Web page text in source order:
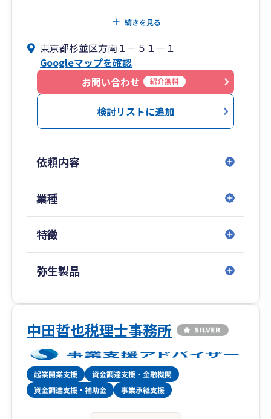
弊事務所では、ただ事務的に申告書を作成するの
ポリシーにお客様のビジネスパートナーの一員と
して様々な場面で様々な付加価値を提供し、ひい
ては皆さまの幸せに貢献できるよう全力で取り組
んでまいります。
特にお困り事が多い、開業・設立関係や自計化に
く対応しておりますので、まずはぜひお気軽にご
相談ください。
関係法令の遵守を両立する、実践的な業務体制の
構築およびマニュアル作成も含めた運用が得意で
す。業務効率化は皆さまの時間とお金の節約とな
続きを見る
東京都杉並区方南１－５１－１
Googleマップを確認
お問い合わせ
紹介無料
検討リストに追加
依頼内容
業種
特徴
弥生製品
中田哲也税理士事務所